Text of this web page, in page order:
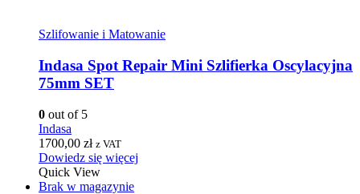
Szlifowanie i Matowanie
Indasa Spot Repair Mini Szlifierka Oscylacyjna
75mm SET
0 out of 5
Indasa
1700,00 zł z VAT
Dowiedz się więcej
Quick View
Brak w magazynie